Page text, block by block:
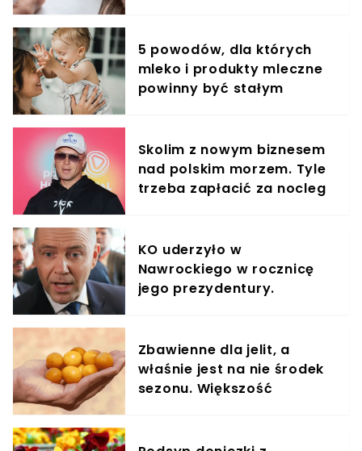
5 powodów, dla których
mleko i produkty mleczne
powinny być stałym
Skolim z nowym biznesem
nad polskim morzem. Tyle
trzeba zapłacić za nocleg
KO uderzyło w
Nawrockiego w rocznicę
jego prezydentury.
Zbawienne dla jelit, a
właśnie jest na nie środek
sezonu. Większość